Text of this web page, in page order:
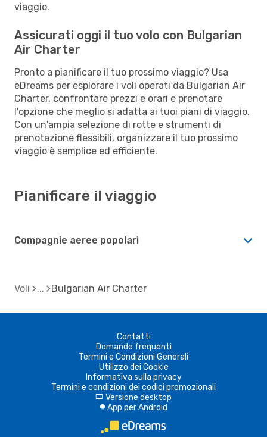
viaggio.
Assicurati oggi il tuo volo con Bulgarian
Air Charter
Pronto a pianificare il tuo prossimo viaggio? Usa
eDreams per esplorare i voli operati da Bulgarian Air
Charter, confrontare prezzi e orari e prenotare
l'opzione che meglio si adatta ai tuoi piani di viaggio.
Con un'ampia selezione di rotte e strumenti di
prenotazione flessibili, organizzare il tuo prossimo
viaggio è semplice ed efficiente.
Pianificare il viaggio
Compagnie aeree popolari
Voli Bulgarian Air Charter
Contatti
Domande frequenti
Termini e Condizioni Generali
Utilizzo dei Cookie
Informativa sulla privacy
Termini e condizioni dei codici promozionali
d Versione desktop
A App per Android